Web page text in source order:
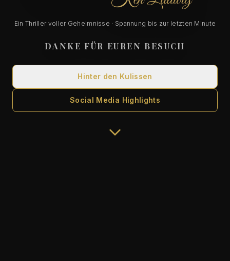
Ein Thriller voller Geheimnisse · Spannung bis zur letzten Minute
DANKE FÜR EUREN BESUCH
Hinter den Kulissen
Social Media Highlights